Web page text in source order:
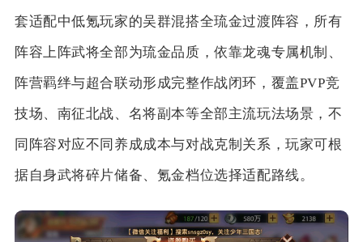
套适配中低氪玩家的吴群混搭全琉金过渡阵容，所有
阵容上阵武将全部为琉金品质，依靠龙魂专属机制、
阵营羁绊与超合联动形成完整作战闭环，覆盖PVP竞
技场、南征北战、名将副本等全部主流玩法场景，不
同阵容对应不同养成成本与对战克制关系，玩家可根
据自身武将碎片储备、氪金档位选择适配路线。